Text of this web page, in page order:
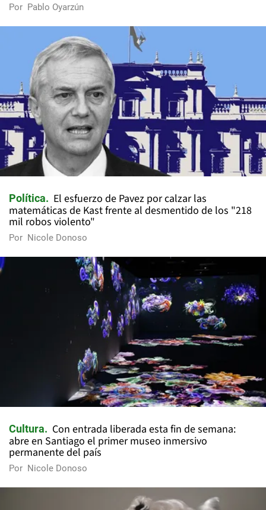
Por Pablo Oyarzún
Política
El esfuerzo de Pavez por calzar las
matemáticas de Kast frente al desmentido de los "218
mil robos violento"
Por Nicole Donoso
Cultura
Con entrada liberada esta fin de semana:
abre en Santiago el primer museo inmersivo
permanente del país
Por Nicole Donoso